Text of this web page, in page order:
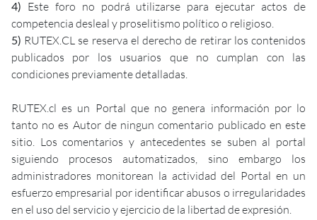
4) Este foro no podrá utilizarse para ejecutar actos de
competencia desleal y proselitismo político o religioso.
5) RUTEX.CL se reserva el derecho de retirar los contenidos
publicados por los usuarios que no cumplan con las
condiciones previamente detalladas.
RUTEX.cl es un Portal que no genera información por lo
tanto no es Autor de ningun comentario publicado en este
sitio. Los comentarios y antecedentes se suben al portal
siguiendo procesos automatizados, sino embargo los
administradores monitorean la actividad del Portal en un
esfuerzo empresarial por identificar abusos o irregularidades
en el uso del servicio y ejercicio de la libertad de expresión.